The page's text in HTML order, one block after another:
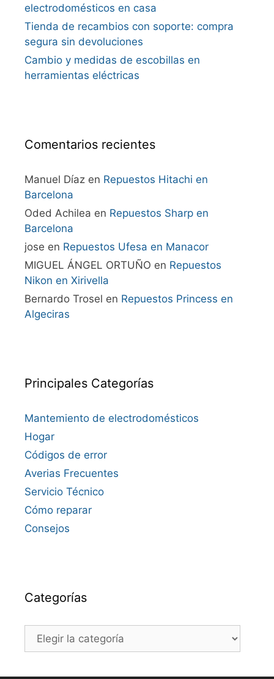
electrodomésticos en casa
Tienda de recambios con soporte: compra
segura sin devoluciones
Cambio y medidas de escobillas en
herramientas eléctricas
Comentarios recientes
Manuel Díaz en Repuestos Hitachi en
Barcelona
Oded Achilea en Repuestos Sharp en
Barcelona
jose en Repuestos Ufesa en Manacor
MIGUEL ÁNGEL ORTUÑO en Repuestos
Nikon en Xirivella
Bernardo Trosel en Repuestos Princess en
Algeciras
Principales Categorías
Mantemiento de electrodomésticos
Hogar
Códigos de error
Averias Frecuentes
Servicio Técnico
Cómo reparar
Consejos
Categorías
Categorías